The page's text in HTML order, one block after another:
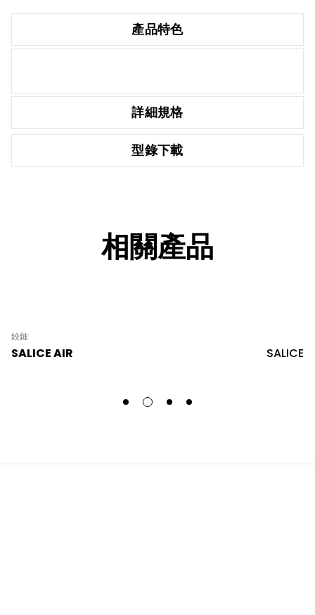
產品特色
詳細規格
型錄下載
相關產品
鉸鏈
SALICE AIR SALICE